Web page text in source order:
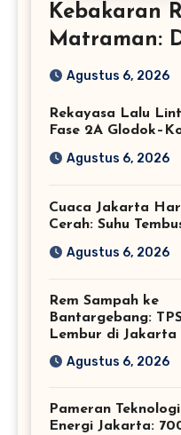
Kebakaran
Matraman:
Terbakar –
Agustus 6, 2026
Rekayasa Lalu
Fase 2A
Agustus 6, 2026
Cuaca Jakarta
Cerah: Suhu
Agustus 6, 2026
Rem Sampah ke
Bantargebang:
Lembur di Jakarta
Agustus 6, 2026
Pameran
Energi Jakarta: